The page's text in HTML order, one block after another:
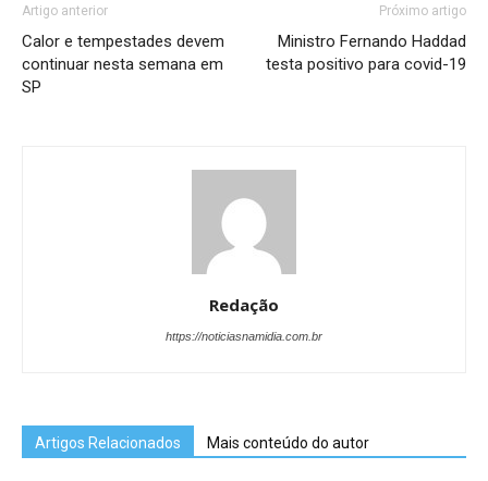
Artigo anterior
Calor e tempestades devem
continuar nesta semana em
SP
Próximo artigo
Ministro Fernando Haddad
testa positivo para covid-19
Redação
https://noticiasnamidia.com.br
Artigos Relacionados Mais conteúdo do autor